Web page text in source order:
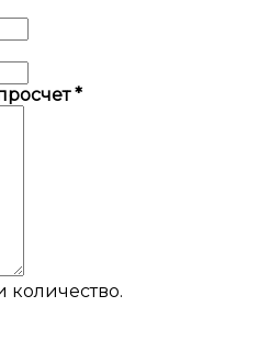
*
количество.